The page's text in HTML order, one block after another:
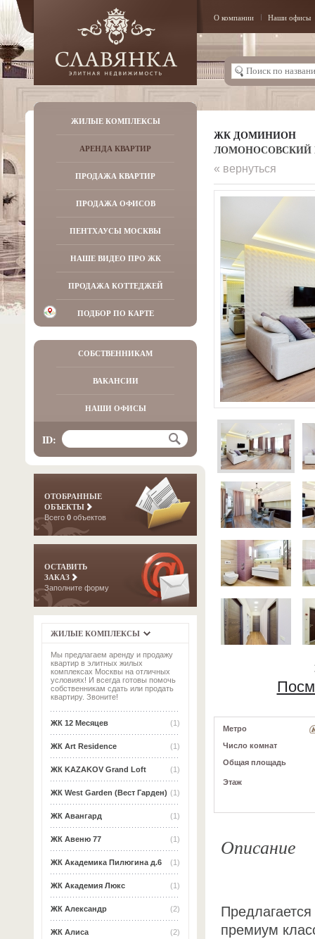
О компании Наши офисы
ЖИЛЫЕ КОМПЛЕКСЫ
АРЕНДА КВАРТИР
ПРОДАЖА КВАРТИР
ПРОДАЖА ОФИСОВ
ПЕНТХАУСЫ МОСКВЫ
НАШЕ ВИДЕО ПРО ЖК
ПРОДАЖА КОТТЕДЖЕЙ
ПОДБОР ПО КАРТЕ
СОБСТВЕННИКАМ
ВАКАНСИИ
НАШИ ОФИСЫ
ID:
ОТОБРАННЫЕ
ОБЪЕКТЫ
Всего 0 объектов
ОСТАВИТЬ
ЗАКАЗ
Заполните форму
ЖИЛЫЕ КОМПЛЕКСЫ
Мы предлагаем аренду и продажу
квартир в элитных жилых
комплексах Москвы на отличных
условиях! И всегда готовы помочь
собственникам сдать или продать
квартиру. Звоните!
(1)
ЖК 12 Месяцев
(1)
ЖК Art Residence
(1)
ЖК KAZAKOV Grand Loft
(1)
ЖК West Garden (Вест Гарден)
(1)
ЖК Авангард
(1)
ЖК Авеню 77
(1)
ЖК Академика Пилюгина д.6
(1)
ЖК Академия Люкс
(2)
ЖК Александр
(2)
ЖК Алиса
ЖК ДОМИНИОН
ЛОМОНОСОВСКИЙ
« вернуться
Метро
Число комнат
Общая площадь
Этаж
Описание
премиум